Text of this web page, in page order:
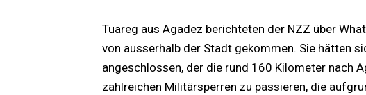
Tuareg aus Agadez berichteten der NZZ über
von ausserhalb der Stadt gekommen. Sie hätten
angeschlossen, der die rund 160 Kilometer nach
zahlreichen Militärsperren zu passieren, die